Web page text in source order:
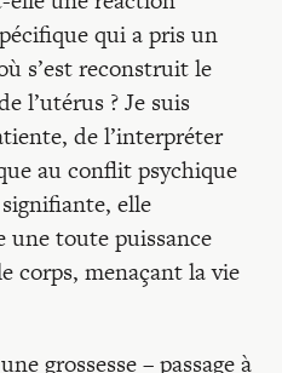
qui a pris un
s’est reconstruit le
l’utérus ? Je suis
de l’interpréter
au conflit psychique
elle
toute puissance
corps, menaçant la vie
grossesse – passage à